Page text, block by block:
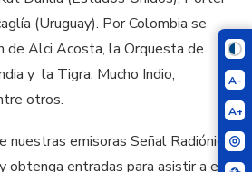
A-
A+
(Uruguay). Por Colombia se
de Alci Acosta, la Orquesta de
y la Tigra, Mucho Indio,
otros.
nuestras emisoras Señal Radiónica y
obtenga entradas para asistir a este